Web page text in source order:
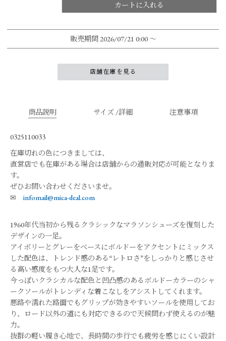
カートに入れる
販売期間2026/07/21 0:00 〜
店舗在庫を見る
商品説明 サイズ /詳細 注意事項
0325110033
在庫切れの色につきましては、
直営店でも在庫がある場合は店舗からの通販対応が可能となりま
す。
ぜひお問い合わせくださいませ。
✉infomail@mica-deal.com
1960年代当初から残るクラシックなマラソンシューズを復刻した
デザインの一足。
アイボリーとグレーをベースにボルドーをアクセントにミックス
した配色は、トレンド感のある“レトロさ”をしっかりと感じさせ
る高い感度をもつ大人な1足です。
今っぽいクラシカルな配色と凹凸感のあるボルドーカラーのシャ
ークソールがトレンディな着こなしをアシストしてくれます。
悪路や濡れた路面でもグリップが効きやすいソールを使用してお
り、ロード以外の道にも対応できるので天候問わず使えるのが魅
力。
抜群の軽い履き心地で、長時間の歩行でも疲労を感じにくい設計